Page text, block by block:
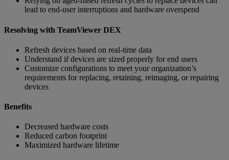
lead to end-user interruptions and hardware overspend
Resolving with TeamViewer DEX
Refresh devices based on real-time data
Understand if devices are sized properly for end users
Customize configurations to meet your organization’s
requirements for replacing, retaining, reimaging, or repairing
devices
Benefits
Decreased hardware costs
Reduced carbon footprint
Maximized hardware lifetime